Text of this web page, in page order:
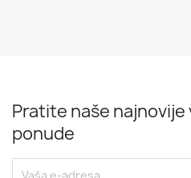
Pratite naše
ponude